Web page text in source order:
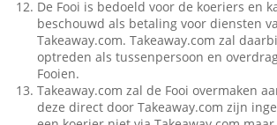
De Fooi is bedoeld voor de koeriers en
beschouwd als betaling voor diensten
Takeaway.com. Takeaway.com zal
optreden als tussenpersoon en
Fooien.
Takeaway.com zal de Fooi overmaken
deze direct door Takeaway.com zijn